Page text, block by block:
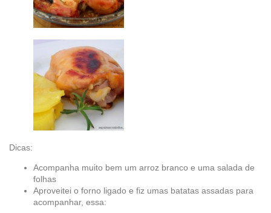
Dicas:
Acompanha muito bem um arroz branco e uma salada de
folhas
Aproveitei o forno ligado e fiz umas batatas assadas para
acompanhar, essa: